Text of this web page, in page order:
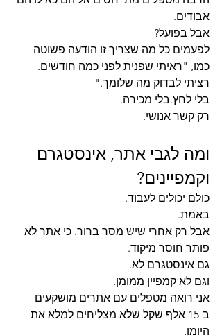
אבודים.
אבל בפועל?
לפעמים כל מה שצריך זו הודעה פשוטה
כמו, "ראיתי שפנית לפני כמה חודשים.
רציתי לבדוק מה שלומך."
בלי לחץ.בלי מכירה.
רק קשר אנושי.
ומה לגבי אתר, אינסטגרם
וקמפיינים?
כולם יכולים לעבוד.
באמת.
אבל רק אחרי שיש מסר ברור. כי אתר לא
פותר חוסר מיקוד.
גם אינסטגרם לא.
וגם לא קמפיין ממומן.
אני רואה מטפלים עם אתרים מושקעים
ב-15 אלף שקל שלא מצליחים למלא את
היומן.